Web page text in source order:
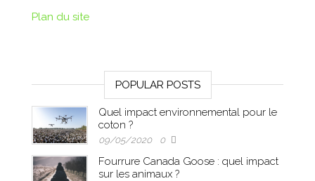
Plan du site
POPULAR POSTS
Quel impact environnemental pour le
coton ?
09/05/2020 0
Fourrure Canada Goose : quel impact
sur les animaux ?